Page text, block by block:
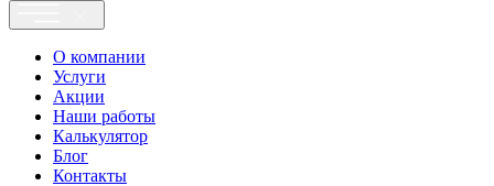
О компании
Услуги
Акции
Наши работы
Калькулятор
Блог
Контакты